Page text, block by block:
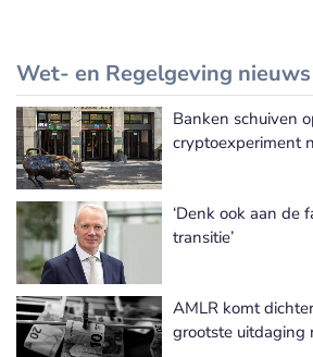
Wet- en Regelgeving nieuws
Meer Wet-
Banken schuiven
cryptoexperiment
‘Denk ook aan de
transitie’
AMLR komt
grootste uitdaging